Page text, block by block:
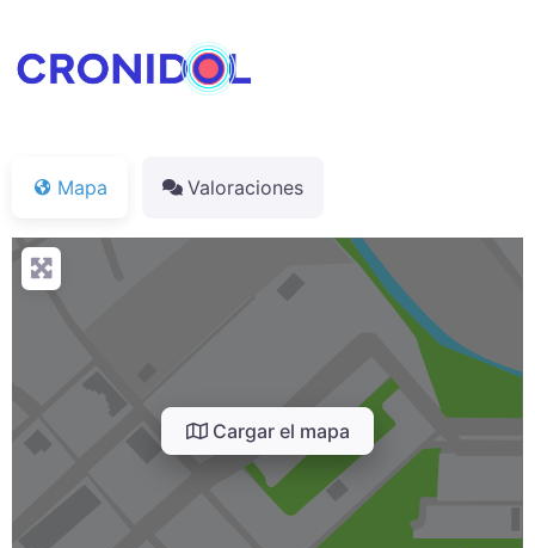
Mapa Valoraciones
Cargar el mapa